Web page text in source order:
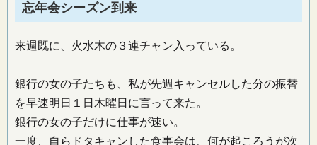
忘年会シーズン到来
来週既に、火水木の３連チャン入っている。
銀行の女の子たちも、私が先週キャンセルした分の振替
を早速明日１日木曜日に言って来た。
銀行の女の子だけに仕事が速い。
一度、自らドタキャンした食事会は、何が起ころうが次